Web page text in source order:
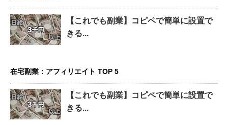
【これでも副業】コピペで簡単に設置で
きる...
在宅副業：アフィリエイト TOP 5
【これでも副業】コピペで簡単に設置で
きる...